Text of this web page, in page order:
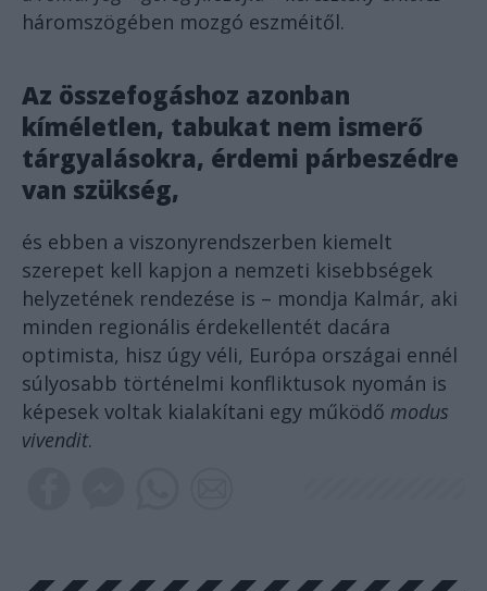
háromszögében mozgó eszméitől.
Az összefogáshoz azonban
kíméletlen, tabukat nem ismerő
tárgyalásokra, érdemi párbeszédre
van szükség,
és ebben a viszonyrendszerben kiemelt
szerepet kell kapjon a nemzeti kisebbségek
helyzetének rendezése is – mondja Kalmár, aki
minden regionális érdekellentét dacára
optimista, hisz úgy véli, Európa országai ennél
súlyosabb történelmi konfliktusok nyomán is
képesek voltak kialakítani egy működő modus
vivendit.